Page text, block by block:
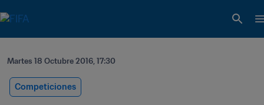
Martes 18 Octubre 2016, 17:30
Competiciones